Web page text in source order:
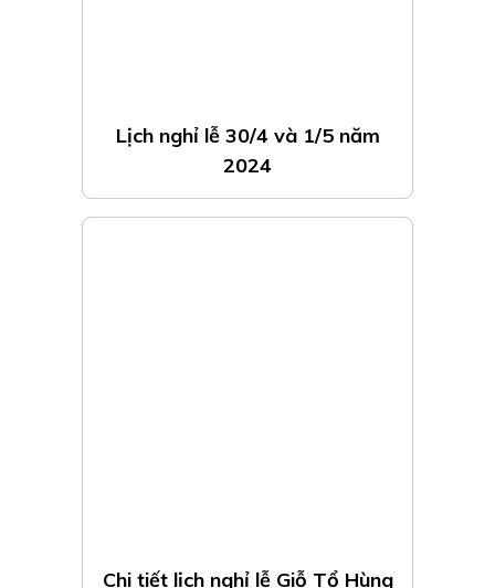
Lịch nghỉ lễ 30/4 và 1/5 năm
2024
Chi tiết lịch nghỉ lễ Giỗ Tổ Hùng